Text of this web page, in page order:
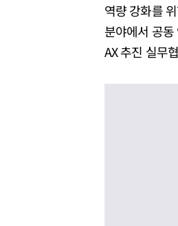
역량 강화를
분야에서 공동
AX 추진 실무